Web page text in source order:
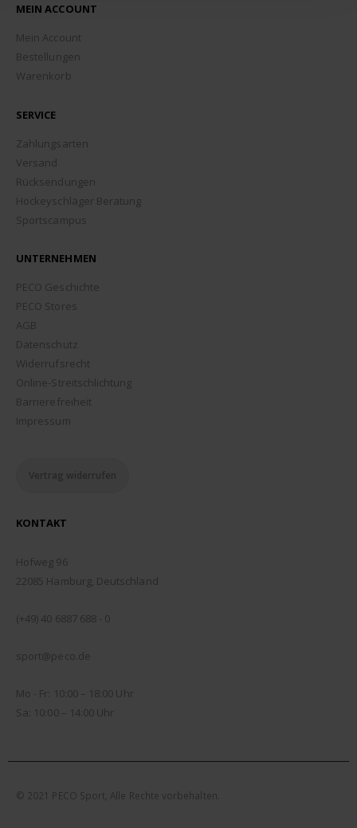
MEIN ACCOUNT
Mein Account
Bestellungen
Warenkorb
SERVICE
Zahlungsarten
Versand
Rücksendungen
Hockeyschläger Beratung
Sportscampus
UNTERNEHMEN
PECO Geschichte
PECO Stores
AGB
Datenschutz
Widerrufsrecht
Online-Streitschlichtung
Barrierefreiheit
Impressum
Vertrag widerrufen
KONTAKT
Hofweg 96
22085 Hamburg, Deutschland
(+49) 40 6887 688 - 0
sport@peco.de
Mo - Fr: 10:00 – 18:00 Uhr
Sa: 10:00 – 14:00 Uhr
© 2021 PECO Sport, Alle Rechte vorbehalten.